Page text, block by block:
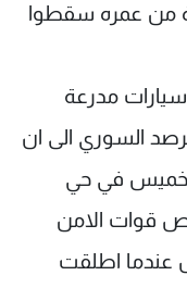
من عمره سقطوا
سيارات مدرعة
السوري الى ان
في حي
قوات الامن
عندما اطلقت